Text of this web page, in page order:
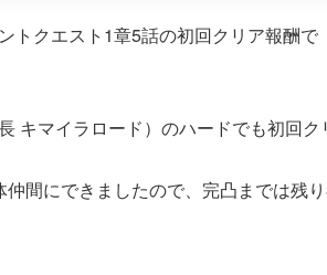
トクエスト1章5話の初回クリア報酬で
キマイラロード）のハードでも初回ク
間にできましたので、完凸までは残り